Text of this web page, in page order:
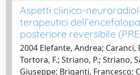
Aspetti clinico-
terapeutici
posteriore reversibile
2004 Elefante, Andrea; Caranci,
Tortora, F.; Striano, P.; Striano,
Giuseppe; Briganti, Francesco;